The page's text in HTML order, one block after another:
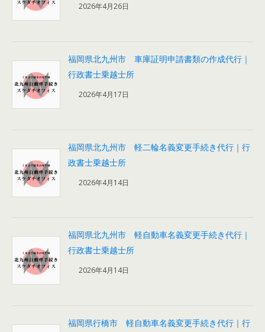
2026年4月26日
福岡県北九州市 車庫証明申請書類の作成代行｜
行政書士乗越士所
2026年4月17日
福岡県北九州市 軽二輪名義変更手続き代行｜行
政書士乗越士所
2026年4月14日
福岡県北九州市 軽自動車名義変更手続き代行｜
行政書士乗越士所
2026年4月14日
福岡県行橋市 軽自動車名義変更手続き代行｜行